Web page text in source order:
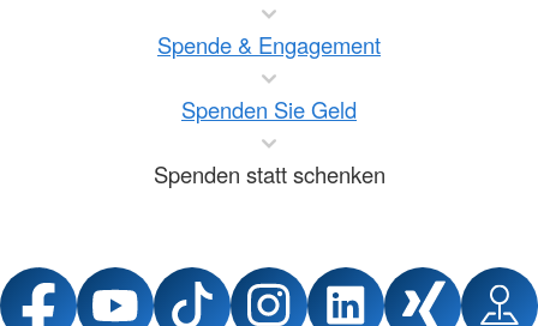
Spende & Engagement
Spenden Sie Geld
Spenden statt schenken